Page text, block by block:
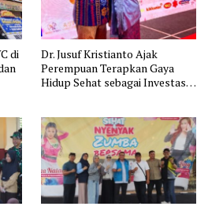
di
Dr. Jusuf Kristianto Ajak
Perempuan Terapkan Gaya
Hidup Sehat sebagai Investasi